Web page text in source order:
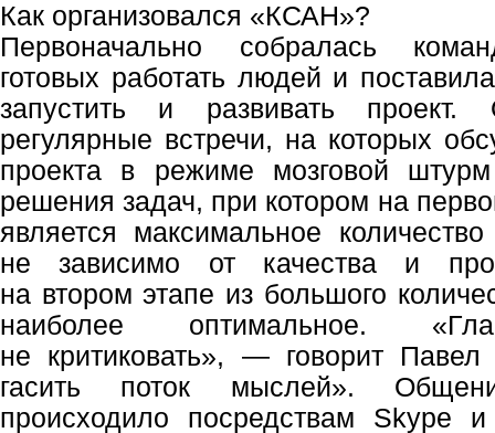
Как организовался «КСАН»?
Первоначально собралась
готовых работать людей и
запустить и развивать проект.
регулярные встречи, на которых
проекта в режиме мозговой
решения задач, при котором на
является максимальное
не зависимо от качества и
на втором этапе из большого
наиболее оптимальное.
не критиковать», — говорит
гасить поток мыслей».
происходило посредствам Skype